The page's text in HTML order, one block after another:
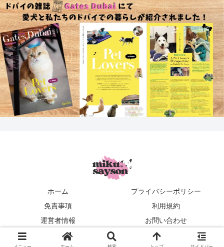
ホーム
プライバシーポリシー
免責事項
利用規約
運営者情報
お問い合わせ
mikusayson